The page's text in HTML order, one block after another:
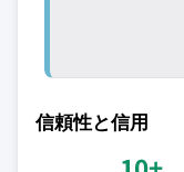
信頼性と信用